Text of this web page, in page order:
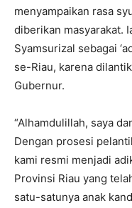
menyampaikan rasa
diberikan masyarakat.
Syamsurizal sebagai
se-Riau, karena
Gubernur.
“Alhamdulillah, saya
Dengan prosesi
kami resmi menjadi
Provinsi Riau yang
satu-satunya anak